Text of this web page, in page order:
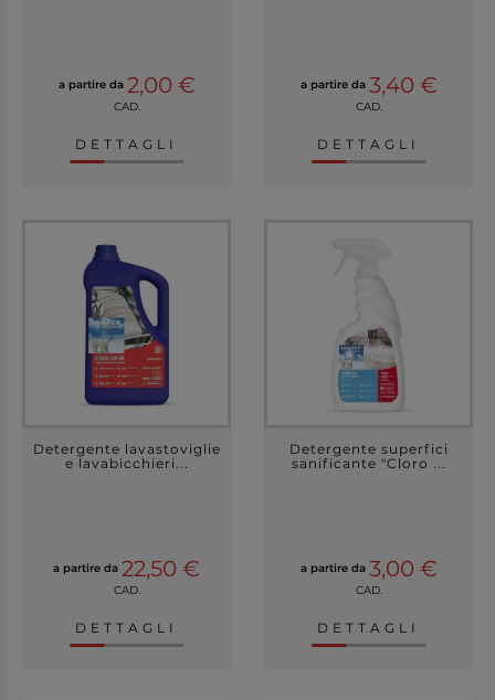
a partire da 2,00 €
CAD.
DETTAGLI
a partire da 3,40 €
CAD.
DETTAGLI
Detergente lavastoviglie
e lavabicchieri...
a partire da 22,50 €
CAD.
DETTAGLI
Detergente superfici
sanificante "Cloro ...
a partire da 3,00 €
CAD.
DETTAGLI